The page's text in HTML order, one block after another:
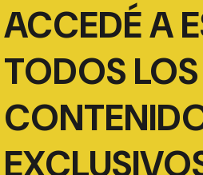
ACCEDÉ A
TODOS LOS